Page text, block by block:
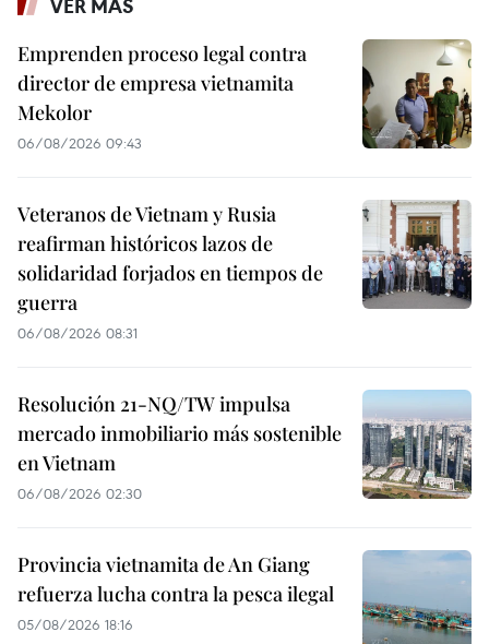
VER MÁS
Emprenden proceso legal contra
director de empresa vietnamita
Mekolor
06/08/2026 09:43
Veteranos de Vietnam y Rusia
reafirman históricos lazos de
solidaridad forjados en tiempos de
guerra
06/08/2026 08:31
Resolución 21-NQ/TW impulsa
mercado inmobiliario más sostenible
en Vietnam
06/08/2026 02:30
Provincia vietnamita de An Giang
refuerza lucha contra la pesca ilegal
05/08/2026 18:16